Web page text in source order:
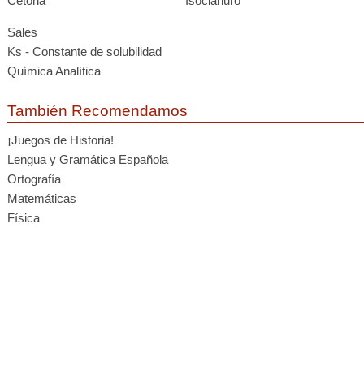
Sales
Ks - Constante de solubilidad
Química Analítica
También Recomendamos
¡Juegos de Historia!
Lengua y Gramática Española
Ortografía
Matemáticas
Física